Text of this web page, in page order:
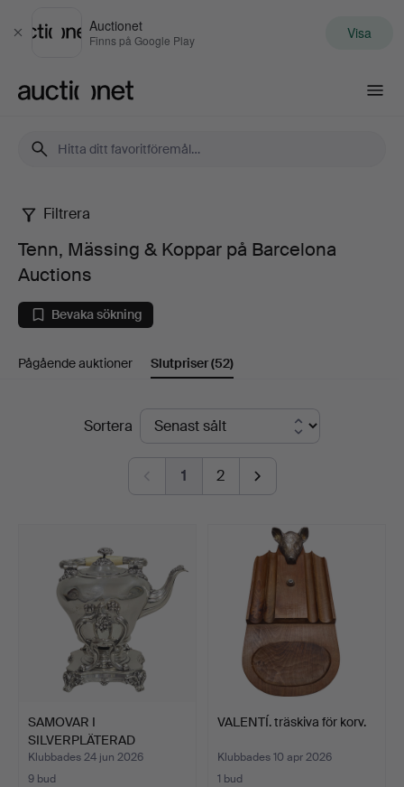
Stäng
Auctionet
Finns på Google Play Visa
Tenn,
Mässing
&
Koppar
Barcelona
Filtrera
Tenn, Mässing & Koppar på Barcelona
Auctions
Bevaka sökning
Pågående auktioner Slutpriser(52)
SlutpriserSortera
1 2
SAMOVAR I
SILVERPLÄTERAD
METALL.
Klubbades 24 jun 2026
9 bud
VALENTÍ. träskiva för korv.
Klubbades 10 apr 2026
1 bud